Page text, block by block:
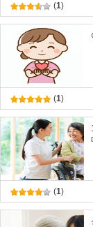
(1)
(1)
(1)